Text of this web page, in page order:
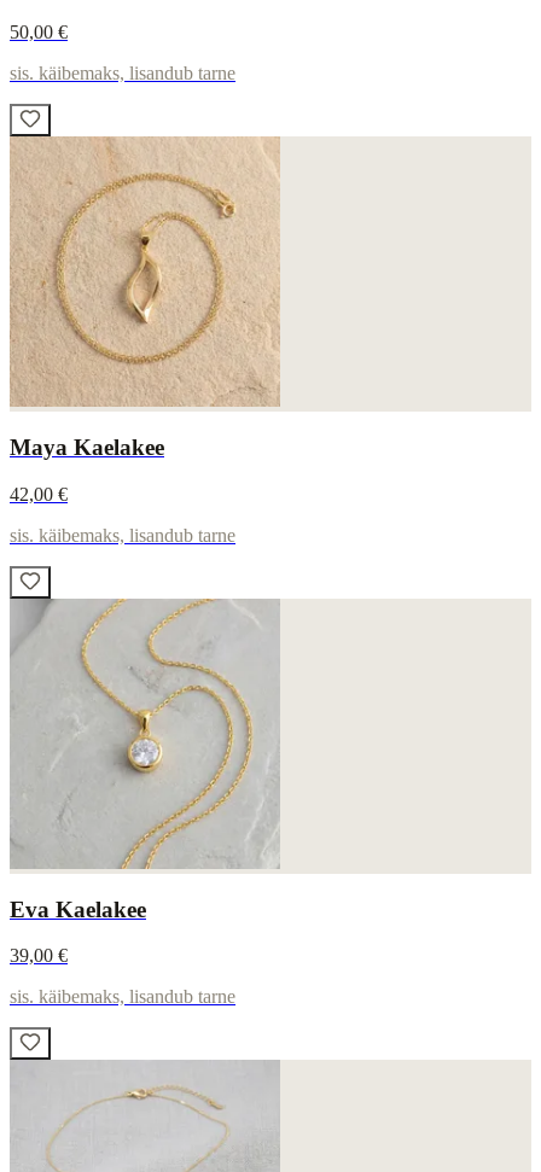
50,00 €
sis. käibemaks, lisandub tarne
Maya Kaelakee
42,00 €
sis. käibemaks, lisandub tarne
Eva Kaelakee
39,00 €
sis. käibemaks, lisandub tarne